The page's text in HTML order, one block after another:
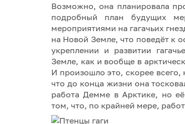
Возможно, она планировала
подробный план будущих
мероприятиями на гагачьих
на Новой Земле, что поведёт к
укреплении и развитии
Земле, как и вообще в
И произошло это, скорее
что до конца жизни она
работа Демме в Арктике, но её
том, что, по крайней мере,